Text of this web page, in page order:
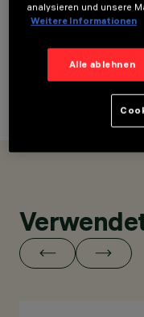
INTERNATIONAL -
PADOA
KUNDE
FINIPER - MARCO
PAOLO CARLINI
analysieren und unsere
Weitere Informationen
Alle ablehnen